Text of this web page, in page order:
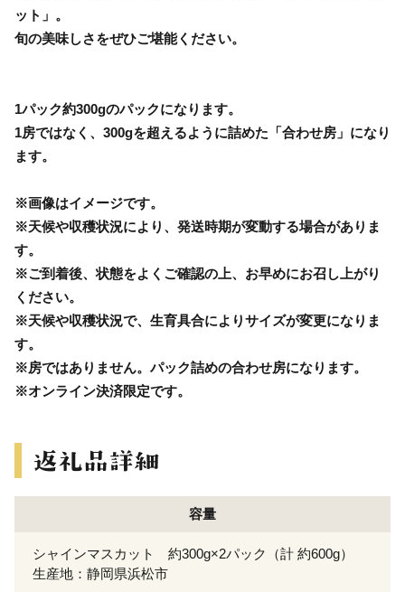
ット」。
旬の美味しさをぜひご堪能ください。
1パック約300gのパックになります。
1房ではなく、300gを超えるように詰めた「合わせ房」になり
ます。
※画像はイメージです。
※天候や収穫状況により、発送時期が変動する場合がありま
す。
※ご到着後、状態をよくご確認の上、お早めにお召し上がり
ください。
※天候や収穫状況で、生育具合によりサイズが変更になりま
す。
※房ではありません。パック詰めの合わせ房になります。
※オンライン決済限定です。
容量
シャインマスカット 約300g×2パック（計 約600g）
生産地：静岡県浜松市